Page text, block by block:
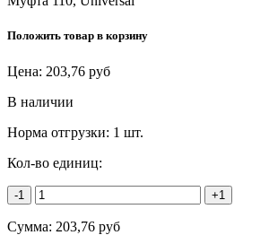
Положить товар в корзину
Цена: 203,76 руб
В наличии
Норма отгрузки: 1 шт.
Кол-во единиц:
-1 +1
Сумма: 203,76 руб